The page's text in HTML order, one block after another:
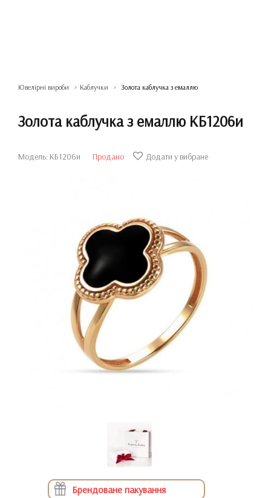
Ювелірні вироби Каблучки Золота каблучка з емаллю
Золота каблучка з емаллю КБ1206и
Модель: КБ1206и Продано Додати у вибране
Брендоване пакування